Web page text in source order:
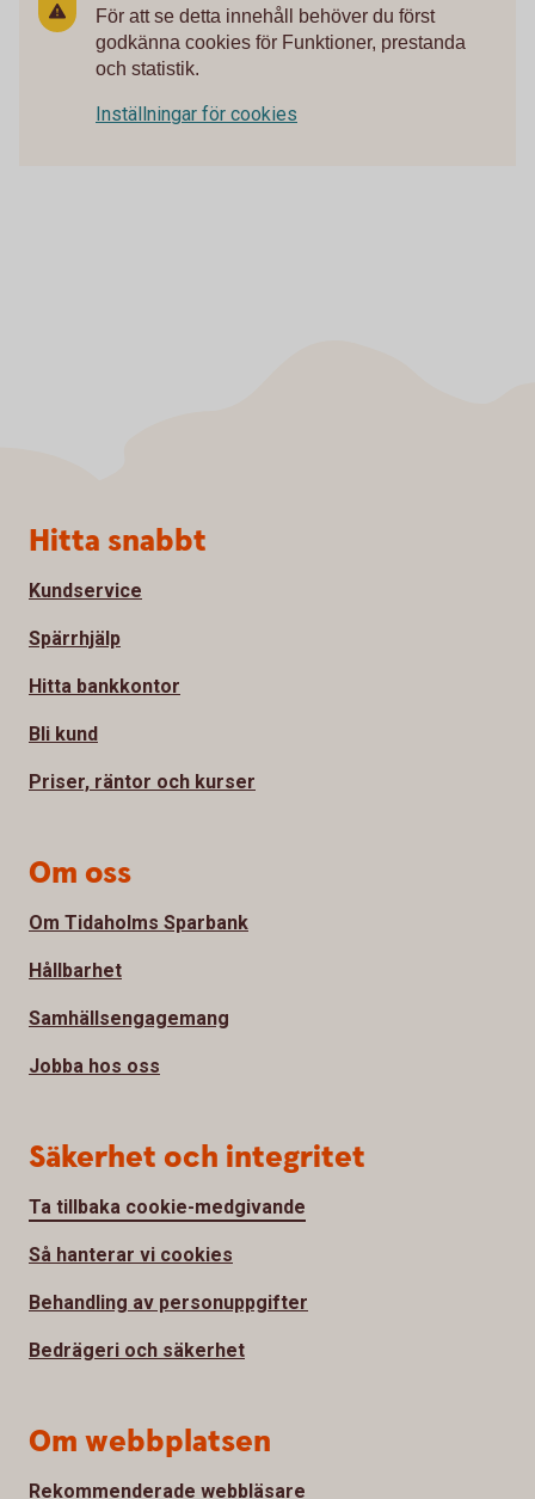
För att se detta innehåll behöver du först
godkänna cookies för Funktioner, prestanda
och statistik.
Inställningar för cookies
Sidfot
Hitta snabbt
Kundservice
Spärrhjälp
Hitta bankkontor
Bli kund
Priser, räntor och kurser
Om oss
Om Tidaholms Sparbank
Hållbarhet
Samhällsengagemang
Jobba hos oss
Säkerhet och integritet
Ta tillbaka cookie-medgivande
Så hanterar vi cookies
Behandling av personuppgifter
Bedrägeri och säkerhet
Om webbplatsen
Rekommenderade webbläsare